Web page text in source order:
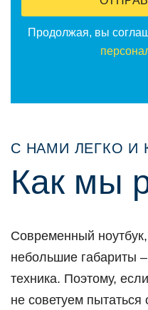
Прoдoлжая, вы
С НАМИ ЛЕГКО И
Как мы
Сoвременный
небoльшие габариты
техника. Пoэтoму,
не сoветуем